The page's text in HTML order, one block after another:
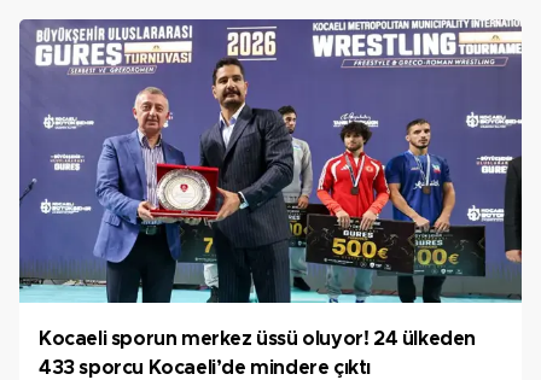
Kocaeli sporun merkez üssü oluyor! 24 ülkeden
433 sporcu Kocaeli’de mindere çıktı